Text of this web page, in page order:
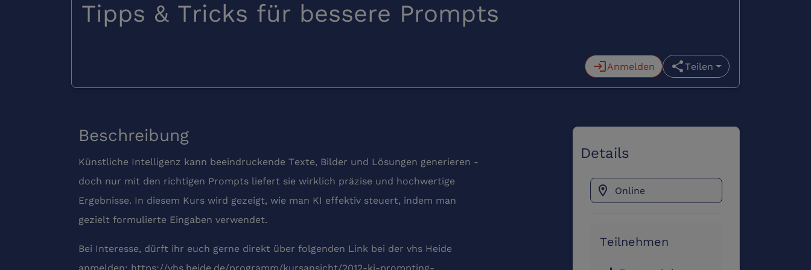
Tipps & Tricks für bessere Prompts
loginAnmelden shareTeilen
Beschreibung
Künstliche Intelligenz kann beeindruckende Texte, Bilder und Lösungen generieren -
doch nur mit den richtigen Prompts liefert sie wirklich präzise und hochwertige
Ergebnisse. In diesem Kurs wird gezeigt, wie man KI effektiv steuert, indem man
gezielt formulierte Eingaben verwendet.
Bei Interesse, dürft ihr euch gerne direkt über folgenden Link bei der vhs Heide
Details
location_on Online
Teilnehmen